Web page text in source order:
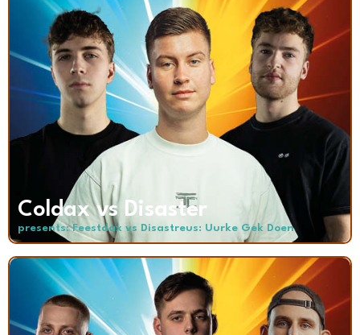
Coldax vs Disaster
presents: Feestdax vs Disastreus: Uurke Gek Doen